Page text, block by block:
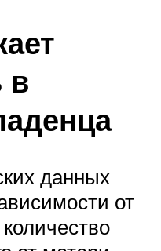
в
данных
от